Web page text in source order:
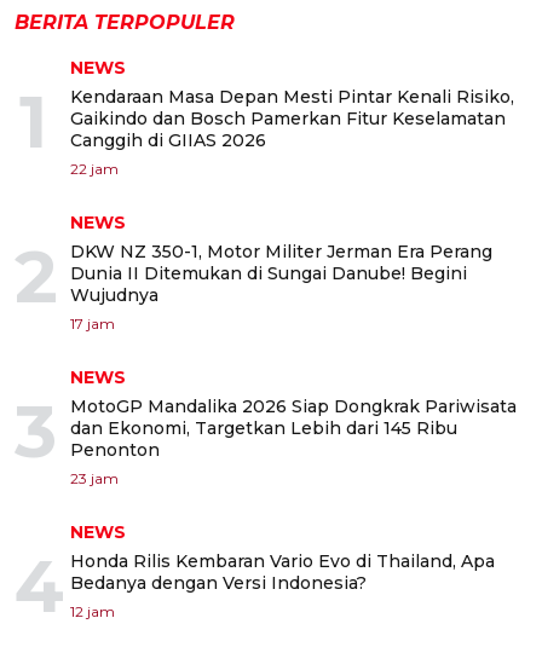
BERITA TERPOPULER
1
NEWS
Kendaraan Masa Depan Mesti Pintar Kenali Risiko,
Gaikindo dan Bosch Pamerkan Fitur Keselamatan
Canggih di GIIAS 2026
22 jam
2
NEWS
DKW NZ 350-1, Motor Militer Jerman Era Perang
Dunia II Ditemukan di Sungai Danube! Begini
Wujudnya
17 jam
3
NEWS
MotoGP Mandalika 2026 Siap Dongkrak Pariwisata
dan Ekonomi, Targetkan Lebih dari 145 Ribu
Penonton
23 jam
4
NEWS
Honda Rilis Kembaran Vario Evo di Thailand, Apa
Bedanya dengan Versi Indonesia?
12 jam